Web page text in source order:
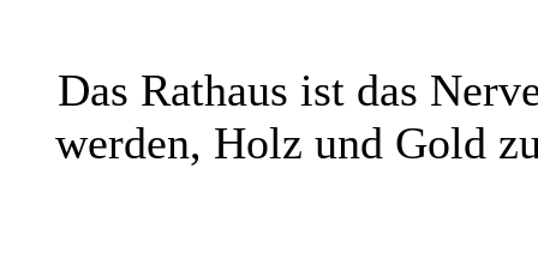
Das Rathaus ist das
werden, Holz und Gold